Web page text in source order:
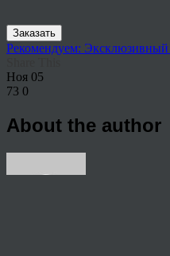
Заказать
Рекомендуем: Эксклюзивный
Ноя 05
73 0
About the author